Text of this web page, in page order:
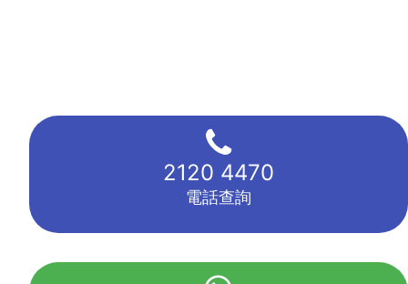
2120 4470
電話查詢